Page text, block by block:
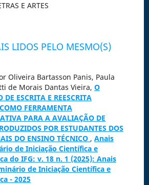
E ARTES
LIDOS PELO MESMO(S)
Oliveira Bartasson Panis, Paula
de Morais Dantas Vieira, O
DE ESCRITA E REESCRITA
FERRAMENTA
PARA A AVALIAÇÃO DE
POR ESTUDANTES DOS
DO ENSINO TÉCNICO , Anais
de Iniciação Científica e
do IFG: v. 18 n. 1 (2025): Anais
de Iniciação Científica e
- 2025